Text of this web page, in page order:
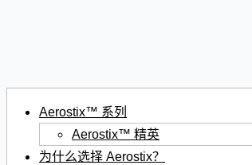
Aerostix™ 系列
Aerostix™ 精英
为什么选择 Aerostix？